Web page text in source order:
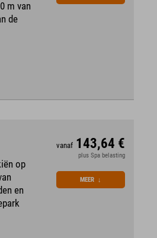
m van
de
op
en
vanaf 143,64 €
plus Spa belasting
MEER ↓